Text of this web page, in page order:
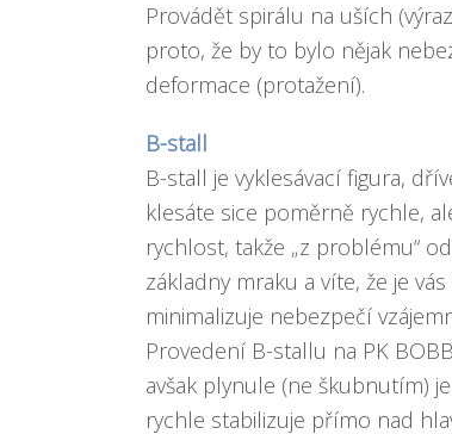
Provádět spirálu na uších
proto, že by to bylo nějak
deformace (protažení).
B-stall
B-stall je vyklesávací figura,
klesáte sice poměrně rychle,
rychlost, takže „z problému“
základny mraku a víte, že je
minimalizuje nebezpečí
Provedení B-stallu na PK
avšak plynule (ne škubnutím)
rychle stabilizuje přímo nad